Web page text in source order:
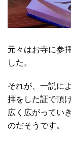
元々はお寺に参
した。
それが、一説に
拝をした証で頂
広く広がってい
のだそうです。